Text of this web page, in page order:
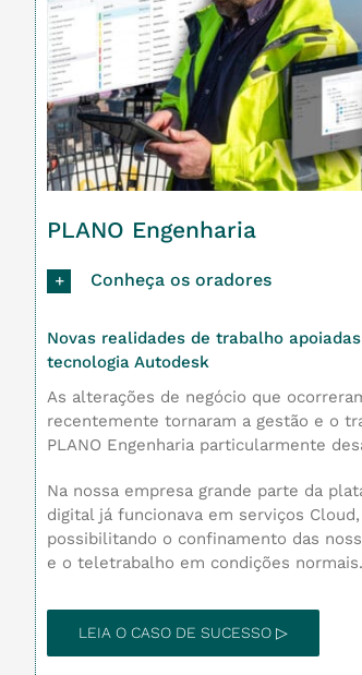
PLANO Engenharia
Conheça os oradores
Novas realidades de trabalho
tecnologia Autodesk
As alterações de negócio que
recentemente tornaram a gestão e o
PLANO Engenharia particularmente
Na nossa empresa grande parte da
digital já funcionava em serviços Cloud,
possibilitando o confinamento das
e o teletrabalho em condições normais.
LEIA O CASO DE SUCESSO ▷